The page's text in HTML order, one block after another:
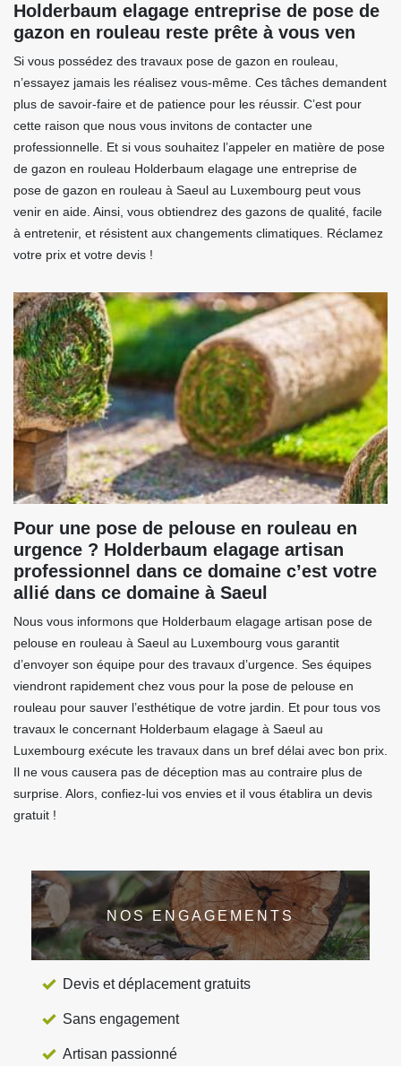
Holderbaum elagage entreprise de pose de
gazon en rouleau reste prête à vous ven
Si vous possédez des travaux pose de gazon en rouleau,
n’essayez jamais les réalisez vous-même. Ces tâches demandent
plus de savoir-faire et de patience pour les réussir. C’est pour
cette raison que nous vous invitons de contacter une
professionnelle. Et si vous souhaitez l’appeler en matière de pose
de gazon en rouleau Holderbaum elagage une entreprise de
pose de gazon en rouleau à Saeul au Luxembourg peut vous
venir en aide. Ainsi, vous obtiendrez des gazons de qualité, facile
à entretenir, et résistent aux changements climatiques. Réclamez
votre prix et votre devis !
Pour une pose de pelouse en rouleau en
urgence ? Holderbaum elagage artisan
professionnel dans ce domaine c’est votre
allié dans ce domaine à Saeul
Nous vous informons que Holderbaum elagage artisan pose de
pelouse en rouleau à Saeul au Luxembourg vous garantit
d’envoyer son équipe pour des travaux d’urgence. Ses équipes
viendront rapidement chez vous pour la pose de pelouse en
rouleau pour sauver l’esthétique de votre jardin. Et pour tous vos
travaux le concernant Holderbaum elagage à Saeul au
Luxembourg exécute les travaux dans un bref délai avec bon prix.
Il ne vous causera pas de déception mas au contraire plus de
surprise. Alors, confiez-lui vos envies et il vous établira un devis
gratuit !
NOS ENGAGEMENTS
Devis et déplacement gratuits
Sans engagement
Artisan passionné